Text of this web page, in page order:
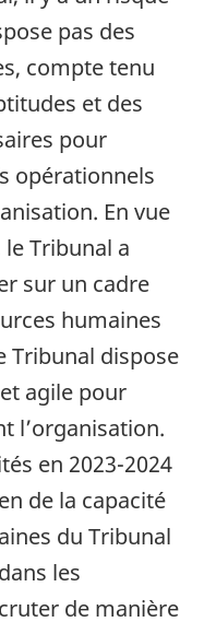
pas des
compte tenu
et des
pour
opérationnels
En vue
Tribunal a
sur un cadre
humaines
Tribunal dispose
agile pour
l’organisation.
en 2023-2024
de la capacité
du Tribunal
les
de manière